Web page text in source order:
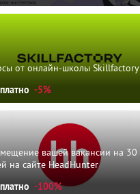
от онлайн-школы Skillfactory
-5%
вашей вакансии на 30
на сайте HeadHunter
-100%